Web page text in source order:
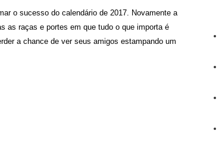
o sucesso do calendário de 2017. Novamente a
as raças e portes em que tudo o que importa é
a chance de ver seus amigos estampando um